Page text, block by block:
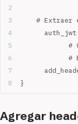
# Extraer
}
Agregar